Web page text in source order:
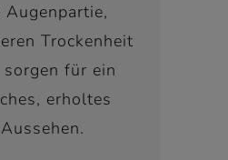
Augenpartie,
Trockenheit
sorgen für ein
erholtes
Aussehen.